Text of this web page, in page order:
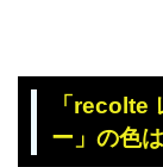
「recolte
ー」の色